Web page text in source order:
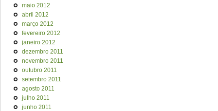
maio 2012
abril 2012
março 2012
fevereiro 2012
janeiro 2012
dezembro 2011
novembro 2011
outubro 2011
setembro 2011
agosto 2011
julho 2011
junho 2011